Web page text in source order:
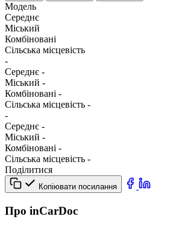
Модель
Середнє
Міський
Комбіновані
Сільська місцевість
-
Середнє -
Міський -
Комбіновані -
Сільська місцевість -
-
Середнє -
Міський -
Комбіновані -
Сільська місцевість -
Поділитися
Копіювати посилання
Про inCarDoc